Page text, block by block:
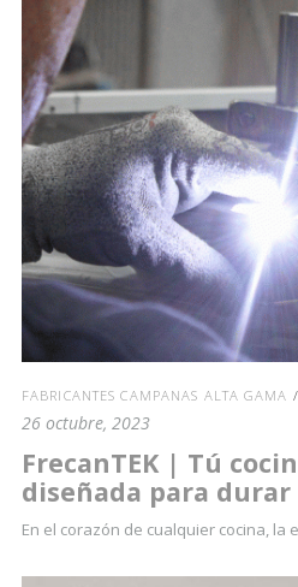
FABRICANTES CAMPANAS ALTA GAMA /
26 octubre, 2023
FrecanTEK | Tú
diseñada para durar
En el corazón de cualquier cocina, la